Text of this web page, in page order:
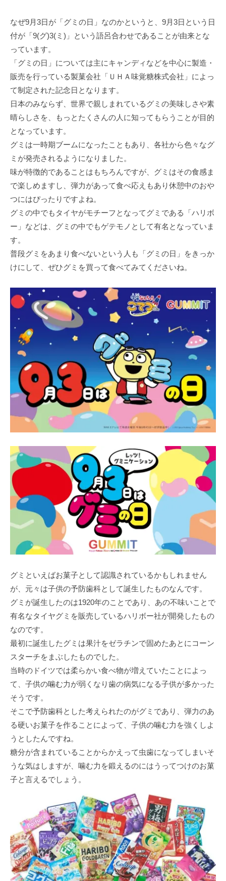
なぜ9月3日が「グミの日」なのかというと、9月3日という日
付が「9(グ)3(ミ)」という語呂合わせであることが由来とな
っています。
「グミの日」については主にキャンディなどを中心に製造・
販売を行っている製菓会社「ＵＨＡ味覚糖株式会社」によっ
て制定された記念日となります。
日本のみならず、世界で親しまれているグミの美味しさや素
晴らしさを、もっとたくさんの人に知ってもらうことが目的
となっています。
グミは一時期ブームになったこともあり、各社から色々なグ
ミが発売されるようになりました。
味が特徴的であることはもちろんですが、グミはその食感ま
で楽しめますし、弾力があって食べ応えもあり休憩中のおや
つにはぴったりですよね。
グミの中でもタイヤがモチーフとなってグミである「ハリボ
ー」などは、グミの中でもゲテモノとして有名となっていま
す。
普段グミをあまり食べないという人も「グミの日」をきっか
けにして、ぜひグミを買って食べてみてくださいね。
グミといえばお菓子として認識されているかもしれません
が、元々は子供の予防歯科として誕生したものなんです。
グミが誕生したのは1920年のことであり、あの不味いことで
有名なタイヤグミを販売しているハリボー社が開発したもの
なのです。
最初に誕生したグミは果汁をゼラチンで固めたあとにコーン
スターチをまぶしたものでした。
当時のドイツでは柔らかい食べ物が増えていたことによっ
て、子供の噛む力が弱くなり歯の病気になる子供が多かった
そうです。
そこで予防歯科とした考えられたのがグミであり、弾力のあ
る硬いお菓子を作ることによって、子供の噛む力を強くしよ
うとしたんですね。
糖分が含まれていることからかえって虫歯になってしまいそ
うな気はしますが、噛む力を鍛えるのにはうってつけのお菓
子と言えるでしょう。